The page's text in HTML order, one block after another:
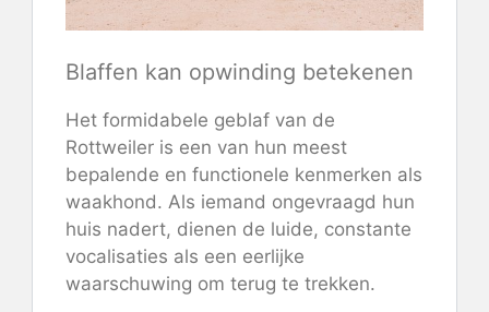
Blaffen kan opwinding betekenen
Het formidabele geblaf van de
Rottweiler is een van hun meest
bepalende en functionele kenmerken als
waakhond. Als iemand ongevraagd hun
huis nadert, dienen de luide, constante
vocalisaties als een eerlijke
waarschuwing om terug te trekken.